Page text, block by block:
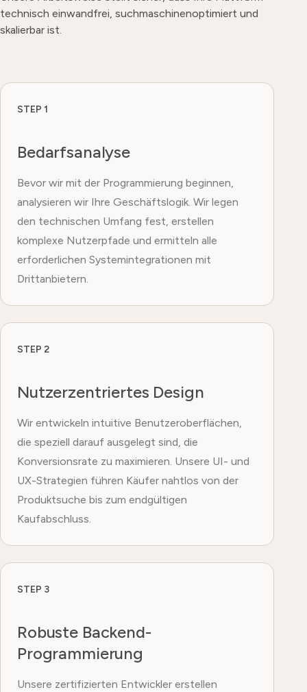
technisch einwandfrei, suchmaschinenoptimiert und
skalierbar ist.
STEP 1
Bedarfsanalyse
Bevor wir mit der Programmierung beginnen,
analysieren wir Ihre Geschäftslogik. Wir legen
den technischen Umfang fest, erstellen
komplexe Nutzerpfade und ermitteln alle
erforderlichen Systemintegrationen mit
Drittanbietern.
STEP 2
Nutzerzentriertes Design
Wir entwickeln intuitive Benutzeroberflächen,
die speziell darauf ausgelegt sind, die
Konversionsrate zu maximieren. Unsere UI- und
UX-Strategien führen Käufer nahtlos von der
Produktsuche bis zum endgültigen
Kaufabschluss.
STEP 3
Robuste Backend-
Programmierung
Unsere zertifizierten Entwickler erstellen